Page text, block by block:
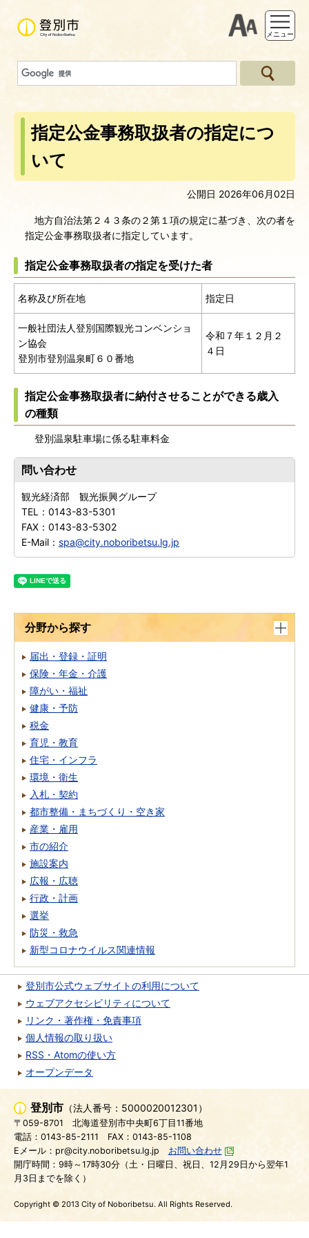
支援ツー
メニュー
指定公金事務取扱者の指定につ
いて
公開日 2026年06月02日
地方自治法第２４３条の２第１項の規定に基づき、次の者を
指定公金事務取扱者に指定しています。
指定公金事務取扱者の指定を受けた者
名称及び所在地 指定日
一般社団法人登別国際観光コンベンショ
ン協会
登別市登別温泉町６０番地
令和７年１２月２
４日
指定公金事務取扱者に納付させることができる歳入
の種類
登別温泉駐車場に係る駐車料金
問い合わせ
観光経済部 観光振興グループ
TEL： 0143-83-5301
FAX： 0143-83-5302
E-Mail： spa@city.noboribetsu.lg.jp
分野から探す
届出・登録・証明
保険・年金・介護
障がい・福祉
健康・予防
税金
育児・教育
住宅・インフラ
環境・衛生
入札・契約
都市整備・まちづくり・空き家
産業・雇用
市の紹介
施設案内
広報・広聴
行政・計画
選挙
防災・救急
新型コロナウイルス関連情報
登別市公式ウェブサイトの利用について
ウェブアクセシビリティについて
リンク・著作権・免責事項
個人情報の取り扱い
RSS・Atomの使い方
オープンデータ
登別市 （法人番号：5000020012301）
〒059-8701
北海道登別市中央町6丁目11番地
電話：0143-85-2111
FAX：0143-85-1108
Eメール：pr@city.noboribetsu.lg.jp
お問い合わせ
開庁時間：9時～17時30分（土・日曜日、祝日、12月29日から翌年1
月3日までを除く）
Copyright © 2013 City of Noboribetsu. All Rights Reserved.